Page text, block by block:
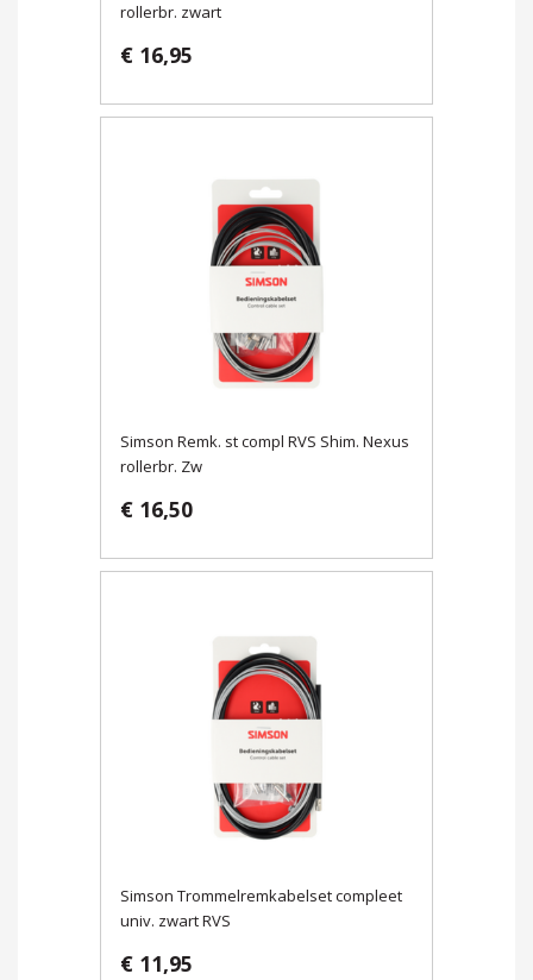
rollerbr. zwart
€ 16,95
Simson Remk. st compl RVS Shim. Nexus
rollerbr. Zw
€ 16,50
Simson Trommelremkabelset compleet
univ. zwart RVS
€ 11,95